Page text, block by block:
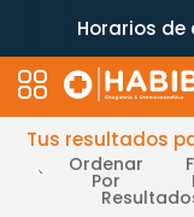
Horarios
Tus resultados
Ordenar
Por